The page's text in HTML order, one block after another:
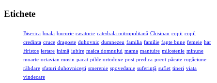
Etichete
Biserica boala bucurie casatorie catedrala mitropolitană Chisinau copii copil
credinta cruce dragoste duhovnic dumnezeu familia familie fapte bune femeie har
Hristos iertare inimă iubire maica domnului mama mantuire milostenie minune
moarte octavian mosin pacat pilde ortodoxe post predica preot păcate rugăciune
răbdare sfaturi duhovnicești smerenie spovedanie suferinţă suflet tineri viata
vindecare